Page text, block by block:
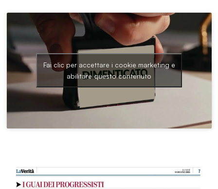
Fai clic per accettare i cookie marketing e
abilitare questo contenuto